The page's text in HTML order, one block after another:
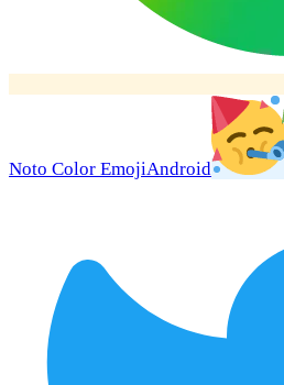
Noto Color EmojiAndroid